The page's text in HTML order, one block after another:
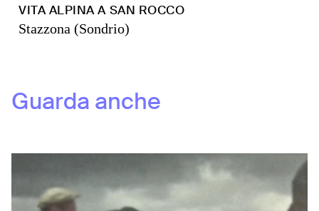
VITA ALPINA A SAN ROCCO
Stazzona (Sondrio)
Guarda anche